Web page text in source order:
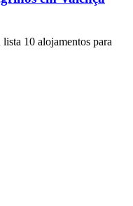
10 alojamentos para